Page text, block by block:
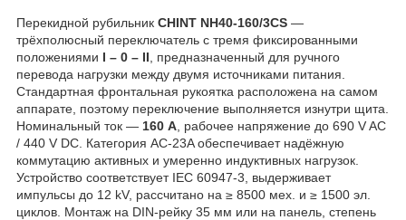
Перекидной рубильник CHINT NH40-160/3CS —
трёхполюсный переключатель с тремя фиксированными
положениями I – 0 – II , предназначенный для ручного
перевода нагрузки между двумя источниками питания.
Стандартная фронтальная рукоятка расположена на самом
аппарате, поэтому переключение выполняется изнутри щита.
Номинальный ток — 160 A , рабочее напряжение до 690 V AC
/ 440 V DC. Категория AC-23A обеспечивает надёжную
коммутацию активных и умеренно индуктивных нагрузок.
Устройство соответствует IEC 60947-3, выдерживает
импульсы до 12 kV, рассчитано на ≥ 8500 мех. и ≥ 1500 эл.
циклов. Монтаж на DIN-рейку 35 мм или на панель, степень